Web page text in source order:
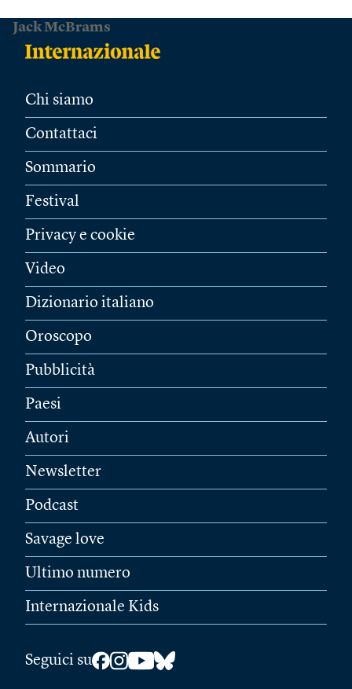
Jack McBrams
Chi siamo
Contattaci
Sommario
Festival
Privacy e cookie
Video
Dizionario italiano
Oroscopo
Pubblicità
Paesi
Autori
Newsletter
Podcast
Savage love
Ultimo numero
Internazionale Kids
Seguici su